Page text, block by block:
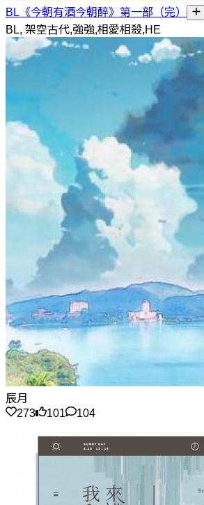
BL《今朝有酒今朝醉》第一部（完）
BL, 架空古代,強強,相愛相殺,HE
辰月
273
101 104